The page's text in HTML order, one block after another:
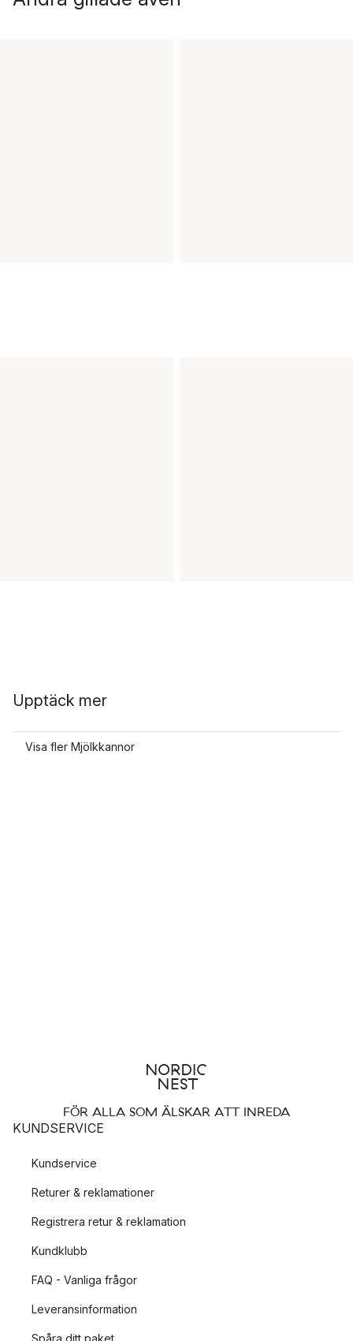
Upptäck mer
Visa fler Mjölkkannor
FÖR ALLA SOM ÄLSKAR ATT INREDA
KUNDSERVICE
Kundservice
Returer & reklamationer
Registrera retur & reklamation
Kundklubb
FAQ - Vanliga frågor
Leveransinformation
Spåra ditt paket